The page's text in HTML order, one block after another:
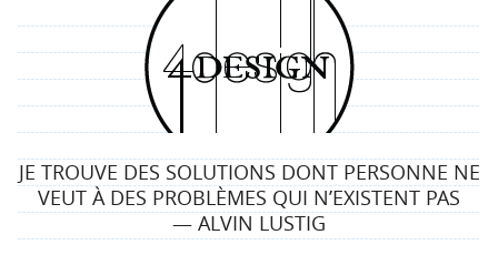
4
d
e
s
i
JE TROUVE DES SOLUTIONS DONT PERSONNE NE
VEUT À DES PROBLÈMES QUI N’EXISTENT PAS
— ALVIN LUSTIG